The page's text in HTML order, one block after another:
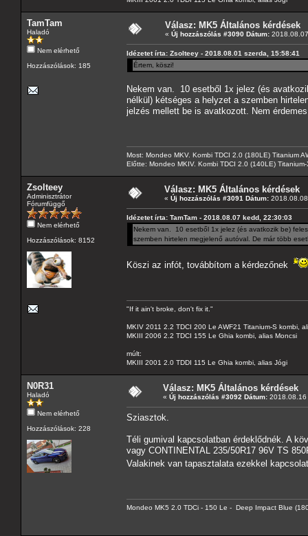
TamTam
Haladó
Nem elérhető
Hozzászólások: 185
Válasz: MK5 Általános kérdések
« Új hozzászólás #3090 Dátum:
Idézetet írta: Zsolteey - 2018.08.01 szerda, 15:58:41
Értem, köszi!
Nekem van. 10 esetből 1x jelez (és
nélkül) kétséges a helyzet a szemben
jelzés mellett be is avatkozott. Nem
Most: Mondeo MKV. Kombi TDCI 2.0 (180LE) Titanium
Előtte: Mondeo MKIV. Kombi TDCI 2.0 (140LE)
Zsolteey
Adminisztrátor
Fórumfüggő
Nem elérhető
Hozzászólások: 8152
Válasz: MK5 Általános kérdések
« Új hozzászólás #3091 Dátum:
Idézetet írta: TamTam - 2018.08.07 kedd, 22:30:03
Nekem van. 10 esetből 1x jelez (és avatkozik be)
szemben hirtelen megjelenő autóval. De már több
Köszi az infót, továbbítom a kérdezőnek
"If it ain't broke, don't fix it."
MKIV 2011 2.2 TDCI 200 Le AWF21 Titanium-S kombi,
MKIII 2006 2.2 TDCI 155 Le Ghia kombi, alias Moncsi
múlt:
MKIII 2001 2.0 TDDI 115 Le Ghia kombi, alias Jógi
N0R31
Haladó
Nem elérhető
Hozzászólások: 228
Válasz: MK5 Általános kérdések
« Új hozzászólás #3092 Dátum: 2018.08.16
Sziasztok.
Téli gumival kapcsolatban érdeklődnék. A
vagy CONTINENTAL 235/50R17 96V TS
Valakinek van tapasztalata ezekkel
Mondeo MK5 2.0 TDCi - 150 Le - Deep Impact Blue